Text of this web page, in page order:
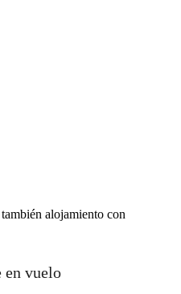
alojamiento con
en vuelo